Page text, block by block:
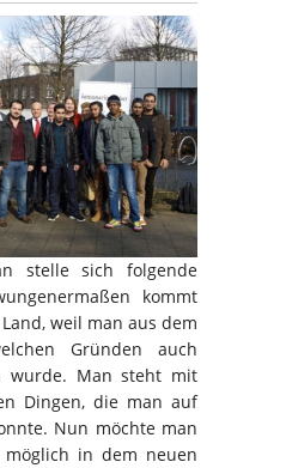
stelle sich folgende
kommt
weil man aus dem
Gründen auch
wurde. Man steht mit
Dingen, die man auf
Nun möchte man
in dem neuen